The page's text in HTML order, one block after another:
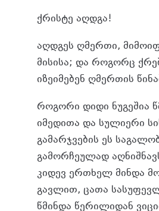
ქრისტე აღდგა!
აღდგეს ღმერთი,
მისისა; და როგორც
იზეიმებენ ღმერთის
როგორი დიდი ნუგეშია
იმედითა და სულიერი
გამარჯვების ეს
გამორჩეულად
კიდევ ერთხელ მინდა
გავლით, ცათა
წმინდა წერილიდან